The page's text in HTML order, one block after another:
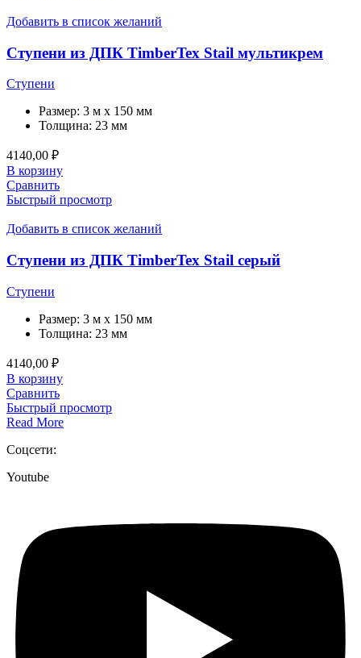
Добавить в список желаний
Ступени из ДПК TimberTex Stail мультикрем
Ступени
Размер: 3 м x 150 мм
Толщина: 23 мм
4140,00 ₽
В корзину
Сравнить
Быстрый просмотр
Добавить в список желаний
Ступени из ДПК TimberTex Stail серый
Ступени
Размер: 3 м x 150 мм
Толщина: 23 мм
4140,00 ₽
В корзину
Сравнить
Быстрый просмотр
Read More
Соцсети:
Youtube